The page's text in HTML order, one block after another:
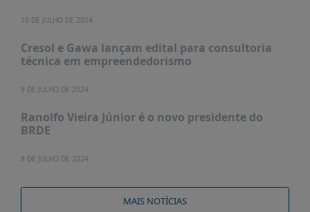
10 DE JULHO DE 2024
Cresol e Gawa lançam edital para consultoria
técnica em empreendedorismo
9 DE JULHO DE 2024
Ranolfo Vieira Júnior é o novo presidente do
BRDE
8 DE JULHO DE 2024
MAIS NOTÍCIAS